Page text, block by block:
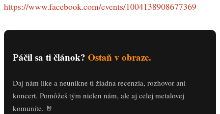
https://www.facebook.com/events/1004138908677369
Páčil sa ti článok? Ostaň v obraze.
Daj nám like a neunikne ti žiadna recenzia, rozhovor ani
koncert. Pomôžeš tým nielen nám, ale aj celej metalovej
komunite. 🤘